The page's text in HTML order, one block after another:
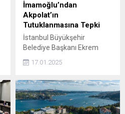
İmamoğlu’ndan
Akpolat’ın
Tutuklanmasına Tepki
İstanbul Büyükşehir
Belediye Başkanı Ekrem
Belediye Başkanı Rıza
sosyal medya üzerinden
sert bir şekilde yanıt verdi.
17.01.2025